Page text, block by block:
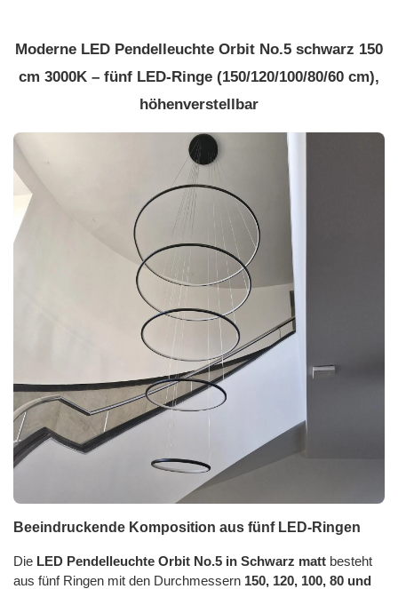
Moderne LED Pendelleuchte Orbit No.5 schwarz 150
cm 3000K – fünf LED-Ringe (150/120/100/80/60 cm),
höhenverstellbar
Beeindruckende Komposition aus fünf LED-Ringen
Die LED Pendelleuchte Orbit No.5 in Schwarz matt besteht
aus fünf Ringen mit den Durchmessern 150, 120, 100, 80 und